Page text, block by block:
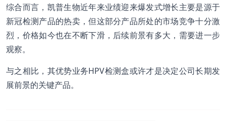
综合而言，凯普生物近年来业绩迎来爆发式增长主要是源于
新冠检测产品的热卖，但这部分产品所处的市场竞争十分激
烈，价格如今也在不断下滑，后续前景有多大，需要进一步
观察。
与之相比，其优势业务HPV检测盒或许才是决定公司长期发
展前景的关键产品。